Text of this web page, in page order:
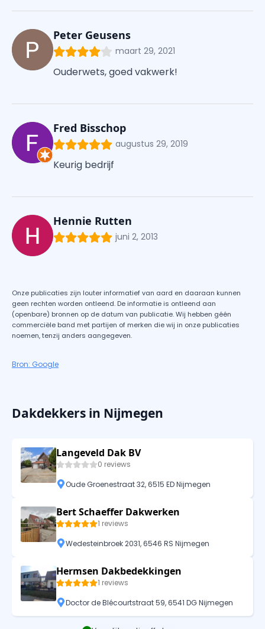
Peter Geusens
maart 29, 2021
Ouderwets, goed vakwerk!
Fred Bisschop
augustus 29, 2019
Keurig bedrijf
Hennie Rutten
juni 2, 2013
Onze publicaties zijn louter informatief van aard en daaraan kunnen
geen rechten worden ontleend. De informatie is ontleend aan
(openbare) bronnen op de datum van publicatie. Wij hebben géén
commerciële band met partijen of merken die wij in onze publicaties
noemen, tenzij anders aangegeven.
Bron: Google
Dakdekkers in Nijmegen
Langeveld Dak BV
0 reviews
Oude Groenestraat 32, 6515 ED Nijmegen
Bert Schaeffer Dakwerken
1 reviews
Wedesteinbroek 2031, 6546 RS Nijmegen
Hermsen Dakbedekkingen
1 reviews
Doctor de Blécourtstraat 59, 6541 DG Nijmegen